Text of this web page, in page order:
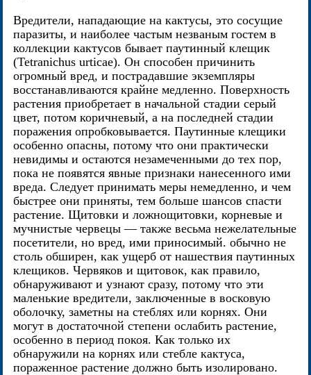
Вредители, нападающие на кактусы, это сосущие
паразиты, и наиболее частым незваным гостем в
коллекции кактусов бывает паутинный клещик
(Tetranichus urticae). Он способен причинить
огромный вред, и пострадавшие экземпляры
восстанавливаются крайне медленно. Поверхность
растения приобретает в начальной стадии серый
цвет, потом коричневый, а на последней стадии
поражения опробковывается. Паутинные клещики
особенно опасны, потому что они практически
невидимы и остаются незамеченными до тех пор,
пока не появятся явные признаки нанесенного ими
вреда. Следует принимать меры немедленно, и чем
быстрее они приняты, тем больше шансов спасти
растение. Щитовки и ложнощитовки, корневые и
мучнистые червецы — также весьма нежелательные
посетители, но вред, ими приносимый. обычно не
столь обширен, как ущерб от нашествия паутинных
клещиков. Червяков и щитовок, как правило,
обнаруживают и узнают сразу, потому что эти
маленькие вредители, заключенные в восковую
оболочку, заметны на стеблях или корнях. Они
могут в достаточной степени ослабить растение,
особенно в период покоя. Как только их
обнаружили на корнях или стебле кактуса,
пораженное растение должно быть изолировано.